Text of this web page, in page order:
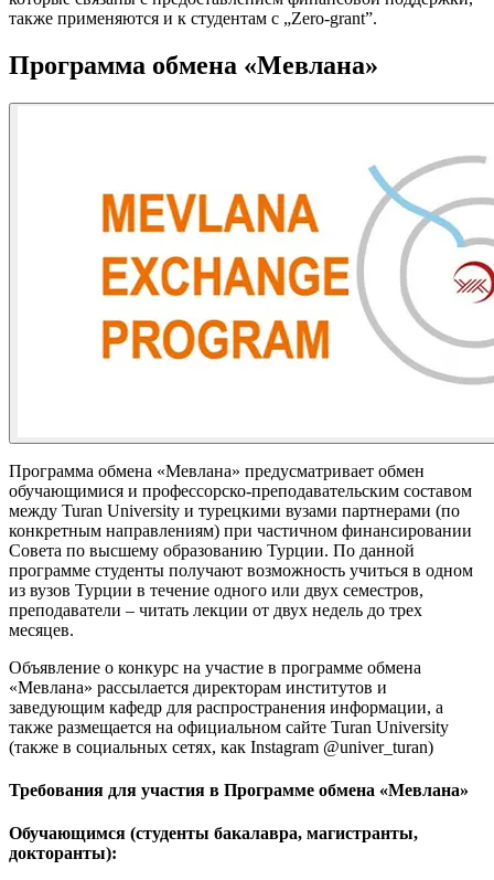
также применяются и к студентам с „Zero-grant”.
Программа обмена «Мевлана»
Программа обмена «Мевлана» предусматривает обмен
обучающимися и профессорско-преподавательским составом
между Turan University и турецкими вузами партнерами (по
конкретным направлениям) при частичном финансировании
Совета по высшему образованию Турции. По данной
программе студенты получают возможность учиться в одном
из вузов Турции в течение одного или двух семестров,
преподаватели – читать лекции от двух недель до трех
месяцев.
Объявление о конкурс на участие в программе обмена
«Мевлана» рассылается директорам институтов и
заведующим кафедр для распространения информации, а
также размещается на официальном сайте Turan University
(также в социальных сетях, как Instagram @univer_turan)
Требования для участия в Программе обмена «Мевлана»
Обучающимся (студенты бакалавра, магистранты,
докторанты):